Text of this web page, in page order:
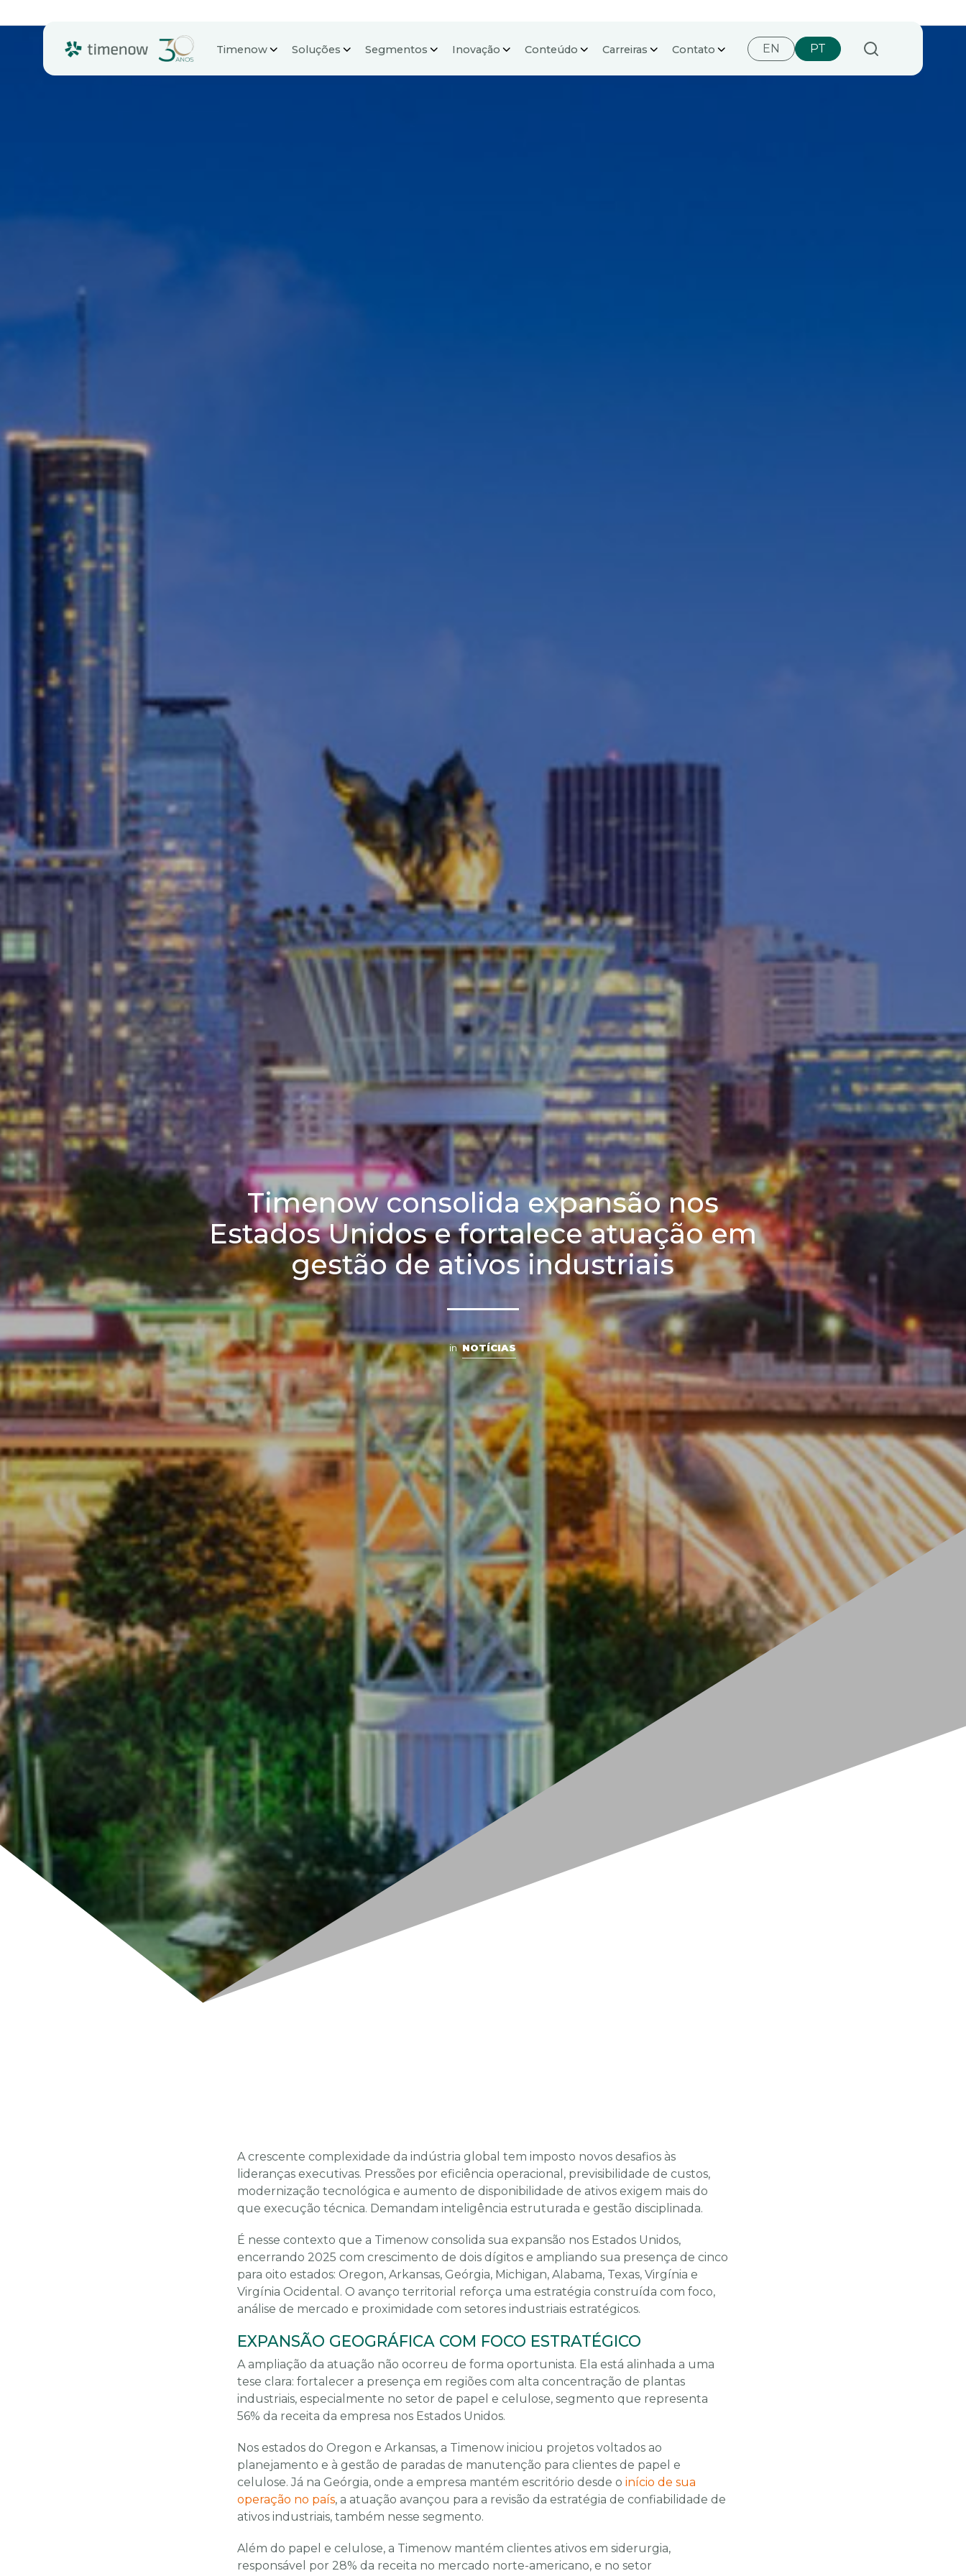
Timenow Soluções Segmentos Inovação Conteúdo Carreiras Contato EN PT
Timenow consolida expansão nos
Estados Unidos e fortalece atuação em
gestão de ativos industriais
in NOTÍCIAS
A crescente complexidade da indústria global tem imposto novos desafios às
lideranças executivas. Pressões por eficiência operacional, previsibilidade de custos,
modernização tecnológica e aumento de disponibilidade de ativos exigem mais do
que execução técnica. Demandam inteligência estruturada e gestão disciplinada.
É nesse contexto que a Timenow consolida sua expansão nos Estados Unidos,
encerrando 2025 com crescimento de dois dígitos e ampliando sua presença de cinco
para oito estados: Oregon, Arkansas, Geórgia, Michigan, Alabama, Texas, Virgínia e
Virgínia Ocidental. O avanço territorial reforça uma estratégia construída com foco,
análise de mercado e proximidade com setores industriais estratégicos.
EXPANSÃO GEOGRÁFICA COM FOCO ESTRATÉGICO
A ampliação da atuação não ocorreu de forma oportunista. Ela está alinhada a uma
tese clara: fortalecer a presença em regiões com alta concentração de plantas
industriais, especialmente no setor de papel e celulose, segmento que representa
56% da receita da empresa nos Estados Unidos.
Nos estados do Oregon e Arkansas, a Timenow iniciou projetos voltados ao
planejamento e à gestão de paradas de manutenção para clientes de papel e
celulose. Já na Geórgia, onde a empresa mantém escritório desde o início de sua
operação no país, a atuação avançou para a revisão da estratégia de confiabilidade de
ativos industriais, também nesse segmento.
Além do papel e celulose, a Timenow mantém clientes ativos em siderurgia,
responsável por 28% da receita no mercado norte-americano, e no setor